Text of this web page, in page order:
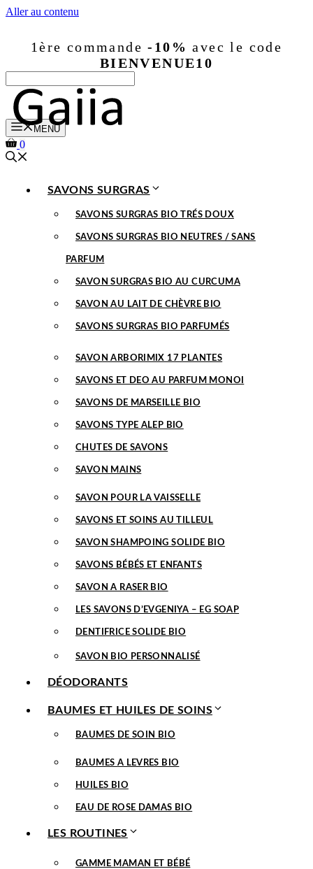
Aller au contenu
1ère commande-10% avec le code
BIENVENUE10
MENU
0
SAVONS SURGRAS
SAVONS SURGRAS BIO TRÉS DOUX
SAVONS SURGRAS BIO NEUTRES / SANS
PARFUM
SAVON SURGRAS BIO AU CURCUMA
SAVON AU LAIT DE CHÈVRE BIO
SAVONS SURGRAS BIO PARFUMÉS
SAVON ARBORIMIX 17 PLANTES
SAVONS ET DEO AU PARFUM MONOI
SAVONS DE MARSEILLE BIO
SAVONS TYPE ALEP BIO
CHUTES DE SAVONS
SAVON MAINS
SAVON POUR LA VAISSELLE
SAVONS ET SOINS AU TILLEUL
SAVON SHAMPOING SOLIDE BIO
SAVONS BÉBÉS ET ENFANTS
SAVON A RASER BIO
LES SAVONS D’EVGENIYA – EG SOAP
DENTIFRICE SOLIDE BIO
SAVON BIO PERSONNALISÉ
DÉODORANTS
BAUMES ET HUILES DE SOINS
BAUMES DE SOIN BIO
BAUMES A LEVRES BIO
HUILES BIO
EAU DE ROSE DAMAS BIO
LES ROUTINES
GAMME MAMAN ET BÉBÉ